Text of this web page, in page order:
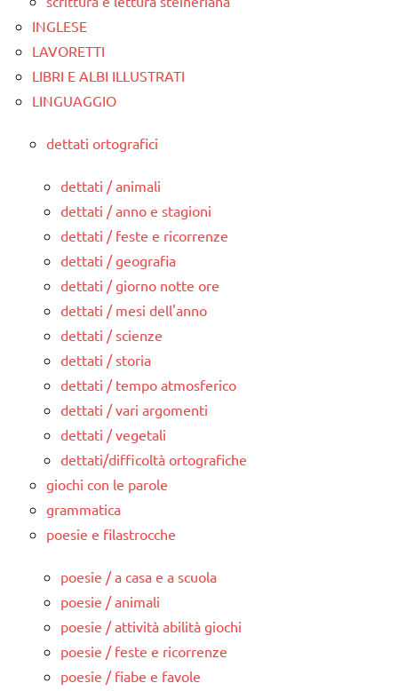
INGLESE
LAVORETTI
LIBRI E ALBI ILLUSTRATI
LINGUAGGIO
dettati ortografici
dettati / animali
dettati / anno e stagioni
dettati / feste e ricorrenze
dettati / geografia
dettati / giorno notte ore
dettati / mesi dell'anno
dettati / scienze
dettati / storia
dettati / tempo atmosferico
dettati / vari argomenti
dettati / vegetali
dettati/difficoltà ortografiche
giochi con le parole
grammatica
poesie e filastrocche
poesie / a casa e a scuola
poesie / animali
poesie / attività abilità giochi
poesie / feste e ricorrenze
poesie / fiabe e favole